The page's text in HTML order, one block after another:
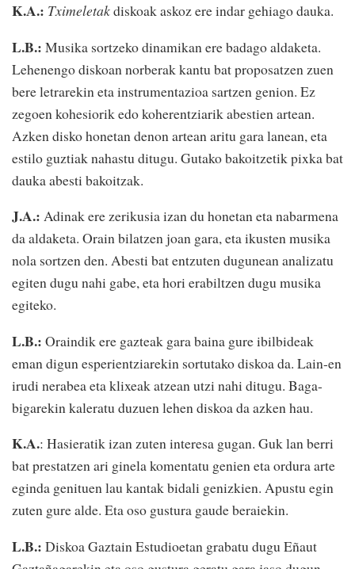
K.A.: Tximeletakdiskoak askoz ere indar gehiago dauka.
L.B.: Musika sortzeko dinamikan ere badago aldaketa.
Lehenengo diskoan norberak kantu bat proposatzen zuen
bere letrarekin eta instrumentazioa sartzen genion. Ez
zegoen kohesiorik edo koherentziarik abestien artean.
Azken disko honetan denon artean aritu gara lanean, eta
estilo guztiak nahastu ditugu. Gutako bakoitzetik pixka bat
dauka abesti bakoitzak.
J.A.: Adinak ere zerikusia izan du honetan eta nabarmena
da aldaketa. Orain bilatzen joan gara, eta ikusten musika
nola sortzen den. Abesti bat entzuten dugunean analizatu
egiten dugu nahi gabe, eta hori erabiltzen dugu musika
egiteko.
L.B.: Oraindik ere gazteak gara baina gure ibilbideak
eman digun esperientziarekin sortutako diskoa da. Lain-en
irudi nerabea eta klixeak atzean utzi nahi ditugu. Baga-
bigarekin kaleratu duzuen lehen diskoa da azken hau.
K.A.: Hasieratik izan zuten interesa gugan. Guk lan berri
bat prestatzen ari ginela komentatu genien eta ordura arte
eginda genituen lau kantak bidali genizkien. Apustu egin
zuten gure alde. Eta oso gustura gaude beraiekin.
L.B.: Diskoa Gaztain Estudioetan grabatu dugu Eñaut